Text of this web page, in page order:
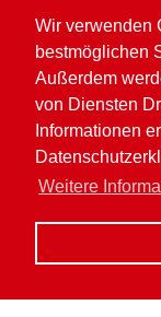
Wir verwenden
bestmöglichen
Außerdem
von Diensten
Informationen
Weitere